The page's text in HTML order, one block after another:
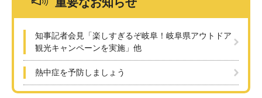
知事記者会見「楽しすぎるぞ岐阜！岐阜県アウトドア
観光キャンペーンを実施」他
熱中症を予防しましょう